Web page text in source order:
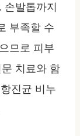
손발톱까지
부족할 수
므로 피부
치료와 함
진균 비누